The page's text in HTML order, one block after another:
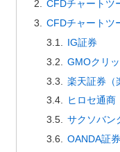
CFDチャートツ
CFDチャートツ
IG証券
GMOクリ
楽天証券（
ヒロセ通商
サクソバン
OANDA証券